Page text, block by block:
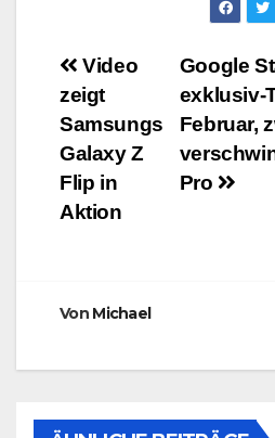
Google
exklusiv-
Februar,
Pro
Video
zeigt
Samsungs
Galaxy Z
Flip in
Aktion
Von Michael